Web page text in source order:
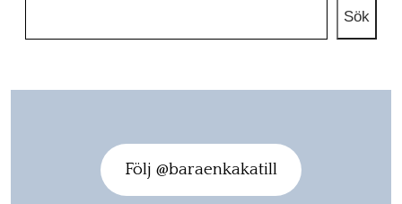
Sök
Följ @baraenkakatill